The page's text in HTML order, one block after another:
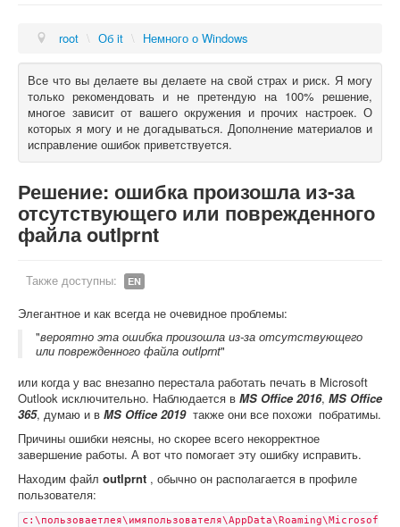
Мысли в слух
Об it
Увлечения
О книгах
root \ Об it \ Немного о Windows
Все что вы делаете вы делаете на свой страх и риск. Я могу
только рекомендовать и не претендую на 100% решение,
многое зависит от вашего окружения и прочих настроек. О
которых я могу и не догадываться. Дополнение материалов и
исправление ошибок приветствуется.
Решение: ошибка произошла из-за
отсутствующего или поврежденного
файла outlprnt
Также доступны: EN
Элегантное и как всегда не очевидное проблемы:
"вероятно эта ошибка произошла из-за отсутствующего
или поврежденного файла outlprnt"
или когда у вас внезапно перестала работать печать в Microsoft
Outlook исключительно. Наблюдается в MS Office 2016, MS Office
365, думаю и в MS Office 2019также они все похожи побратимы.
Причины ошибки неясны, но скорее всего некорректное
завершение работы. А вот что помогает эту ошибку исправить.
Находим файл outlprnt , обычно он располагается в профиле
пользователя:
c:\пользоваетлея\имяпользователя\AppData\Roaming\Microsof